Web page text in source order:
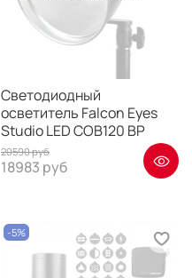
Светодиодный
осветитель Falcon Eyes
Studio LED COB120 BP
20590 руб
18983 руб
-5%